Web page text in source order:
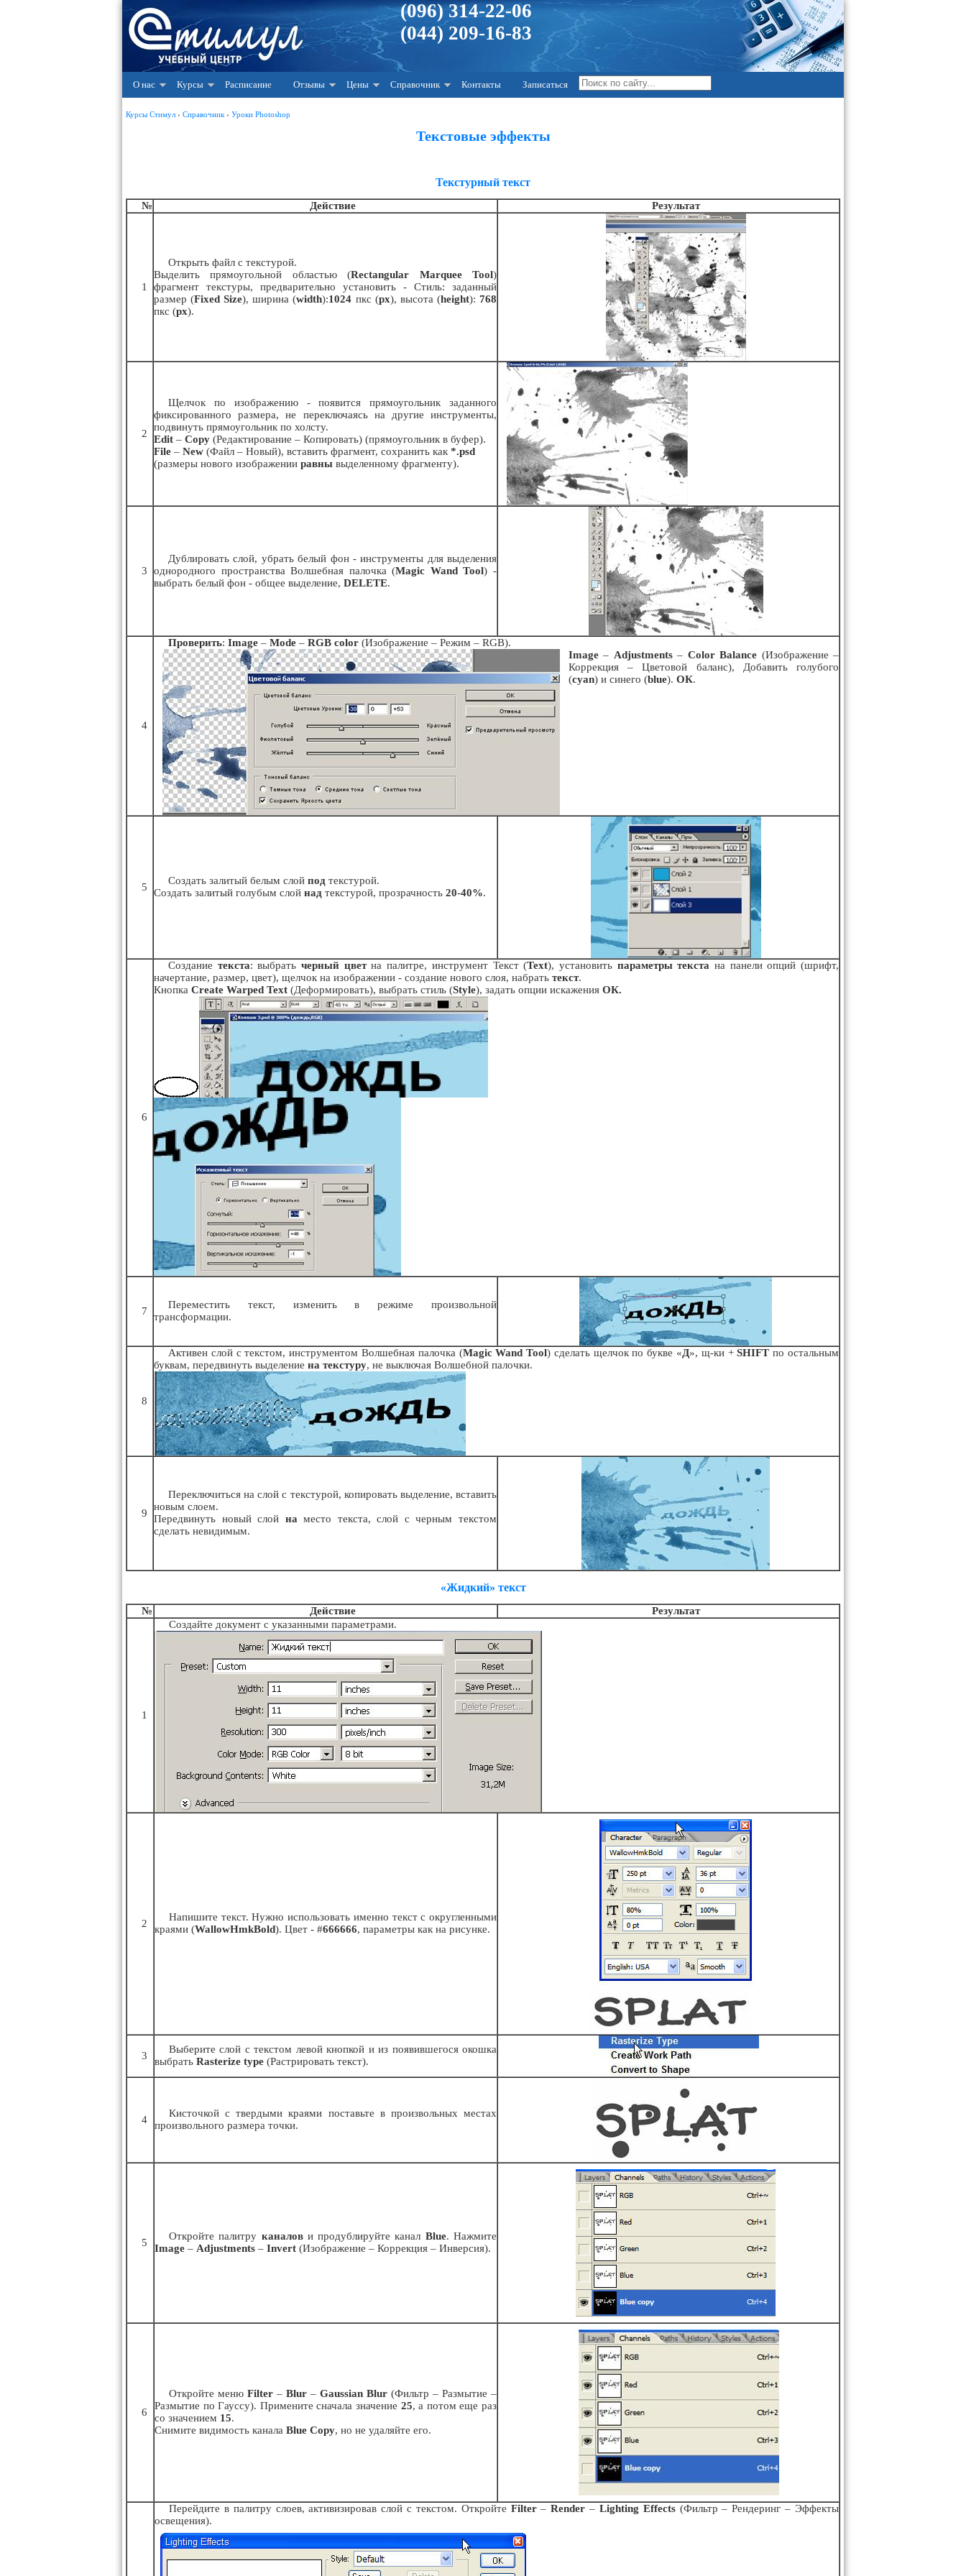
(096) 314-22-06
(044) 209-16-83
О нас Курсы Расписание Отзывы Цены Справочник Контакты Записаться
Курсы Стимул › Справочник › Уроки Photoshop
Текстовые эффекты
Текстурный текст
№ Действие Результат
1
Открыть файл с текстурой.
Выделить прямоугольной областью (Rectangular Marquee Tool)
фрагмент текстуры, предварительно установить - Стиль: заданный
размер (Fixed Size), ширина (width):1024 пкс (px), высота (height):768
пкс (px).
2
Щелчок по изображению - появится прямоугольник заданного
фиксированного размера, не переключаясь на другие инструменты,
подвинуть прямоугольник по холсту.
Edit – Copy (Редактирование – Копировать) (прямоугольник в буфер).
File – New (Файл – Новый), вставить фрагмент, сохранить как *.psd
(размеры нового изображении равны выделенному фрагменту).
3
Дублировать слой, убрать белый фон - инструменты для выделения
однородного пространства Волшебная палочка (Magic Wand Tool) -
выбрать белый фон - общее выделение, DELETE.
4
Проверить: Image – Mode – RGB color (Изображение – Режим – RGB).
Image – Adjustments– Color Balance (Изображение –
Коррекция – Цветовой баланс), Добавить голубого
(cyan) и синего (blue). ОК.
5
Создать залитый белым слой под текстурой.
Создать залитый голубым слой над текстурой, прозрачность 20-40%.
6
Создание текста: выбратьчерный цветна палитре, инструмент Текст (Text), установить параметры текста на панели опций (шрифт,
начертание, размер, цвет), щелчок на изображении - создание нового слоя, набрать текст.
Кнопка Create Warped Text (Деформировать), выбрать стиль (Style), задать опции искажения ОК.
7
Переместить текст, изменить в режиме произвольной
трансформации.
8
Активен слой с текстом, инструментом Волшебная палочка (Magic Wand Tool) сделать щелчок по букве «Д», щ-ки +SHIFT по остальным
буквам, передвинуть выделение на текстуру, не выключая Волшебной палочки.
9
Переключиться на слой с текстурой, копировать выделение, вставить
новым слоем.
Передвинуть новый слой наместо текста, слой с черным текстом
сделать невидимым.
«Жидкий» текст
№ Действие Результат
1
Создайте документ с указанными параметрами.
2
Напишите текст. Нужно использовать именно текст с округленными
краями (WallowHmkBold). Цвет - #666666, параметры как на рисунке.
3
Выберите слой с текстом левой кнопкой и из появившегося окошка
выбрать Rаsterize type (Растрировать текст).
4
Кисточкой с твердыми краями поставьте в произвольных местах
произвольного размера точки.
5
Откройте палитру каналови продублируйте канал Blue. Нажмите
Image – Adjustments – Invert (Изображение – Коррекция – Инверсия).
6
Откройте меню Filter – Blur – Gaussian Blur (Фильтр – Размытие –
Размытие по Гауссу). Примените сначала значение 25, а потом еще раз
со значением 15.
Снимите видимость канала Blue Copy, но не удаляйте его.
Перейдите в палитру слоев, активизировав слой с текстом. Откройте Filter–Render – Lighting Effects (Фильтр – Рендеринг – Эффекты
освещения).